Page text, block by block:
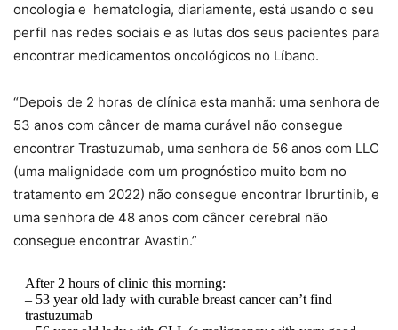
oncologia e hematologia, diariamente, está usando o seu
perfil nas redes sociais e as lutas dos seus pacientes para
encontrar medicamentos oncológicos no Líbano.
“Depois de 2 horas de clínica esta manhã: uma senhora de
53 anos com câncer de mama curável não consegue
encontrar Trastuzumab, uma senhora de 56 anos com LLC
(uma malignidade com um prognóstico muito bom no
tratamento em 2022) não consegue encontrar Ibrurtinib, e
uma senhora de 48 anos com câncer cerebral não
consegue encontrar Avastin.”
After 2 hours of clinic this morning:
– 53 year old lady with curable breast cancer can’t find
trastuzumab